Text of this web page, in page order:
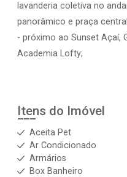
lavanderia coletiva no
panorâmico e praça
- próximo ao Sunset Açaí,
Academia Lofty;
Itens do Imóvel
Aceita Pet
Ar Condicionado
Armários
Box Banheiro